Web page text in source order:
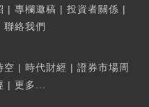
| 專欄邀稿 | 投資者關係 |
聯絡我們
空 | 時代財經 | 證券市場周
| 更多...